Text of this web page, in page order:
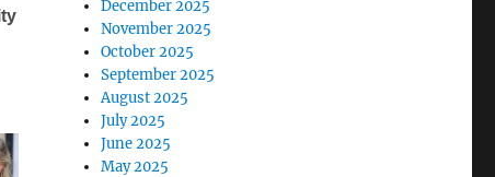
December 2025
November 2025
October 2025
September 2025
August 2025
July 2025
June 2025
May 2025